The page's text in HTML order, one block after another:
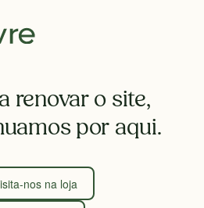
renovar o site,
por aqui.
nos na loja